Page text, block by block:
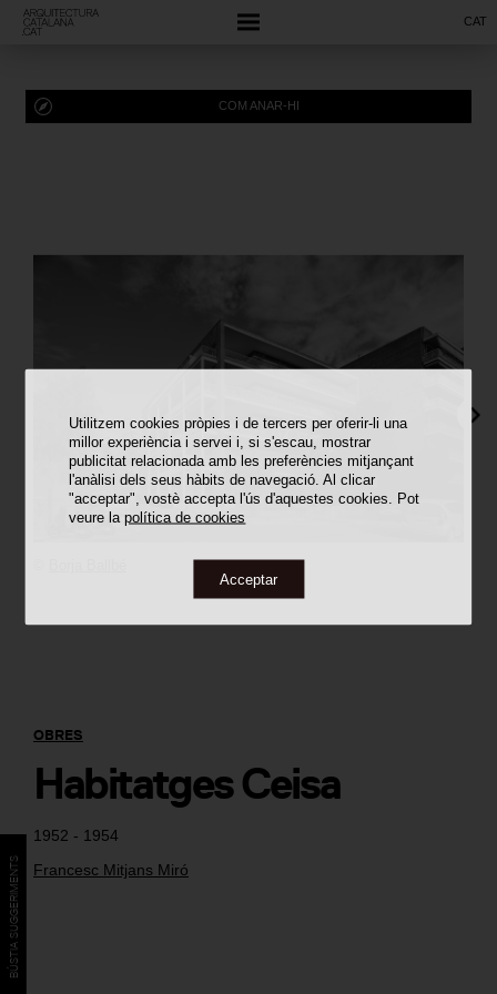
Utilitzem cookies pròpies i de tercers per oferir-li una
millor experiència i servei i, si s'escau, mostrar
publicitat relacionada amb les preferències mitjançant
l'anàlisi dels seus hàbits de navegació. Al clicar
"acceptar", vostè accepta l'ús d'aquestes cookies. Pot
veure lapolítica de cookies
Acceptar
CAT
1952 - 1954
Francesc Mitjans Miró
OBRES
Habitatges Ceisa
COM ANAR-HI
BÚSTIA SUGGERIMENTS